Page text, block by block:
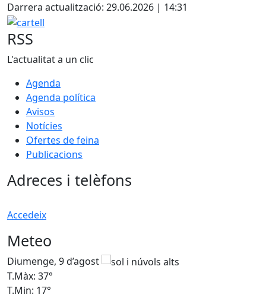
Darrera actualització: 29.06.2026 | 14:31
cartell
RSS
L'actualitat a un clic
Agenda
Agenda política
Avisos
Notícies
Ofertes de feina
Publicacions
Adreces i telèfons
Accedeix
Meteo
Diumenge, 9 d’agost
T.Màx: 37°
T.Min: 17°